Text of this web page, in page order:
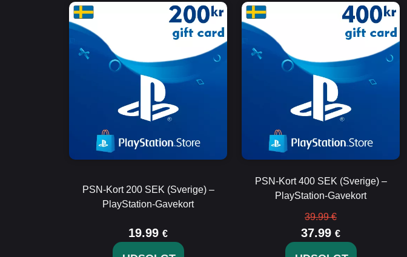
PSN-Kort 200 SEK (Sverige) –
PlayStation-Gavekort
19.99 €
PSN-Kort 400 SEK (Sverige) –
PlayStation-Gavekort
39.99 €
37.99 €